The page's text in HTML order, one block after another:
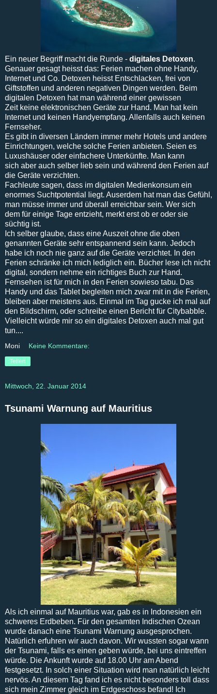
Ein neuer Begriff macht die Runde - digitales Detoxen.
Genauer gesagt heisst das: Ferien machen ohne Handy,
Internet und Co. Detoxen heisst Entschlacken, frei von
Giftstoffen und anderen negativen Dingen werden. Beim
digitalen Detoxen hat man während einer gewissen
Zeit keine elektronischen Geräte zur Hand. Man hat kein
Internet und keinen Handyempfang. Allenfalls auch keinen
Fernseher.
Es gibt in diversen Ländern immer mehr Hotels und andere
Einrichtungen, welche solche Ferien anbieten. Seien es
Luxushäuser oder einfachere Unterkünfte. Man kann
sich aber auch selber lieb sein und während den Ferien auf
die Geräte verzichten.
Fachleute sagen, dass im digitalen Medienkonsum ein
enormes Suchtpotential liegt. Auserdem hat man das Gefühl,
man müsse immer und überall erreichbar sein. Wer sich
dem für einige Tage entzieht, merkt erst ob er oder sie
süchtig ist.
Ich selber glaube, dass eine Auszeit ohne die oben
genannten Geräte sehr entspannend sein kann. Jedoch
habe ich noch nie ganz auf die Geräte verzichtet. In den
Ferien schränke ich mich lediglich ein. Bücher lese ich nicht
digital, sondern nehme ein richtiges Buch zur Hand.
Fernsehen ist für mich in den Ferien sowieso tabu. Das
Handy und das Tablet begleiten mich zwar mit in die Ferien,
bleiben aber meistens aus. Einmal im Tag gucke ich mal auf
den Bildschirm, oder schreibe einen Bericht für Citybabble.
Vielleicht würde mir so ein digitales Detoxen auch mal gut
tun....
Moni Keine Kommentare:
Teilen
Mittwoch, 22. Januar 2014
Tsunami Warnung auf Mauritius
Als ich einmal auf Mauritius war, gab es in Indonesien ein
schweres Erdbeben. Für den gesamten Indischen Ozean
wurde danach eine Tsunami Warnung ausgesprochen.
Natürlich erfuhren wir auch davon. Wir wussten sogar wann
der Tsunami, falls es einen geben würde, bei uns eintreffen
würde. Die Ankunft wurde auf 18.00 Uhr am Abend
festgesetzt. In solch einer Situation wird man natürlich leicht
nervös. An diesem Tag fand ich es nicht besonders toll dass
sich mein Zimmer gleich im Erdgeschoss befand! Ich